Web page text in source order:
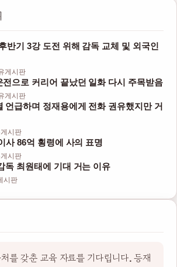
반기 3강 도전 위해 감독 교체 및 외국인
게시판
전으로 커리어 끝났던 일화 다시 주목받음
게시판
언급하며 정재용에게 전화 권유했지만 거
시판
사 86억 횡령에 사의 표명
시판
독 최원태에 기대 거는 이유
시판
를 갖춘 교육 자료를 기다립니다. 등재